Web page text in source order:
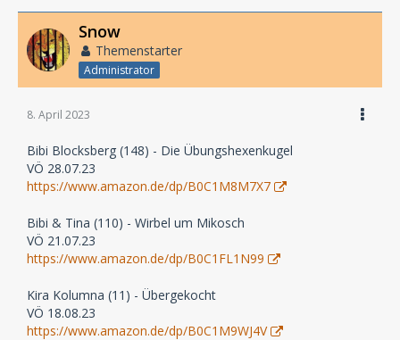
Snow
Themenstarter
Administrator
8. April 2023
Bibi Blocksberg (148) - Die Übungshexenkugel
VÖ 28.07.23
https://www.amazon.de/dp/B0C1M8M7X7
Bibi & Tina (110) - Wirbel um Mikosch
VÖ 21.07.23
https://www.amazon.de/dp/B0C1FL1N99
Kira Kolumna (11) - Übergekocht
VÖ 18.08.23
https://www.amazon.de/dp/B0C1M9WJ4V